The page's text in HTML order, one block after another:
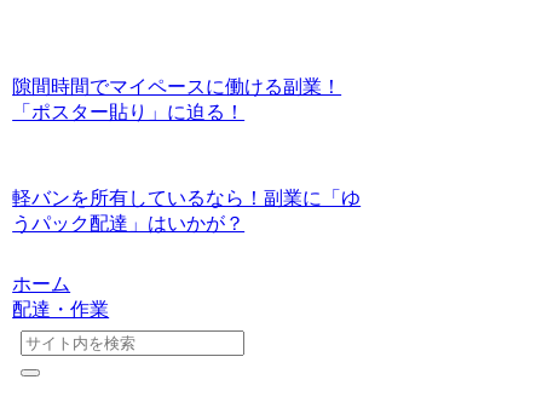
隙間時間でマイペースに働ける副業！
「ポスター貼り」に迫る！
軽バンを所有しているなら！副業に「ゆ
うパック配達」はいかが？
ホーム
配達・作業